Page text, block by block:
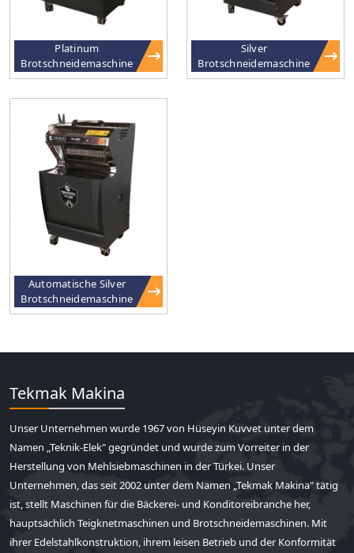
Platinum
Brotschneidemaschine
Silver
Brotschneidemaschine
Automatische Silver
Brotschneidemaschine
Tekmak Makina
Unser Unternehmen wurde 1967 von Hüseyin Kuvvet unter dem
Namen „Teknik-Elek" gegründet und wurde zum Vorreiter in der
Herstellung von Mehlsiebmaschinen in der Türkei. Unser
Unternehmen, das seit 2002 unter dem Namen „Tekmak Makina" tätig
ist, stellt Maschinen für die Bäckerei- und Konditoreibranche her,
hauptsächlich Teigknetmaschinen und Brotschneidemaschinen. Mit
ihrer Edelstahlkonstruktion, ihrem leisen Betrieb und der Konformität